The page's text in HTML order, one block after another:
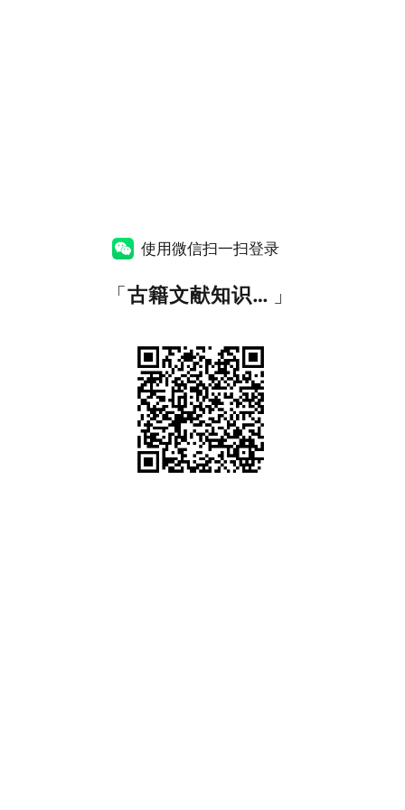
使用微信扫一扫登录
「 古籍文献知识图谱网 」